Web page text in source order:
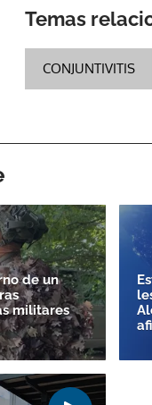
Temas
CONJUNTIVITIS
de un
militares